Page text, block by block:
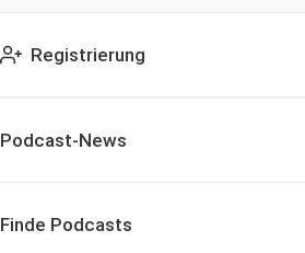
Registrierung
Podcast-News
Finde Podcasts